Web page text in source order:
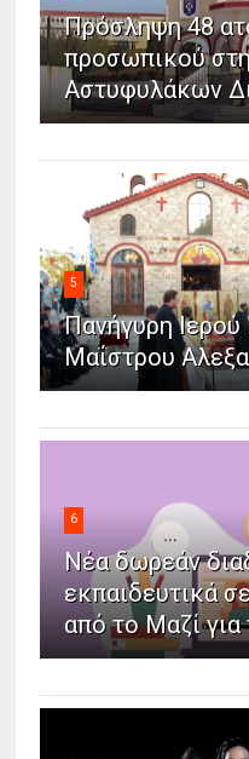
Πρόσληψη 48
προσωπικού
Αστυφυλάκων
5
Πανήγυρη
Μαΐστρου
6
Νέα δωρεάν
εκπαιδευτικά
από το Μαζί για